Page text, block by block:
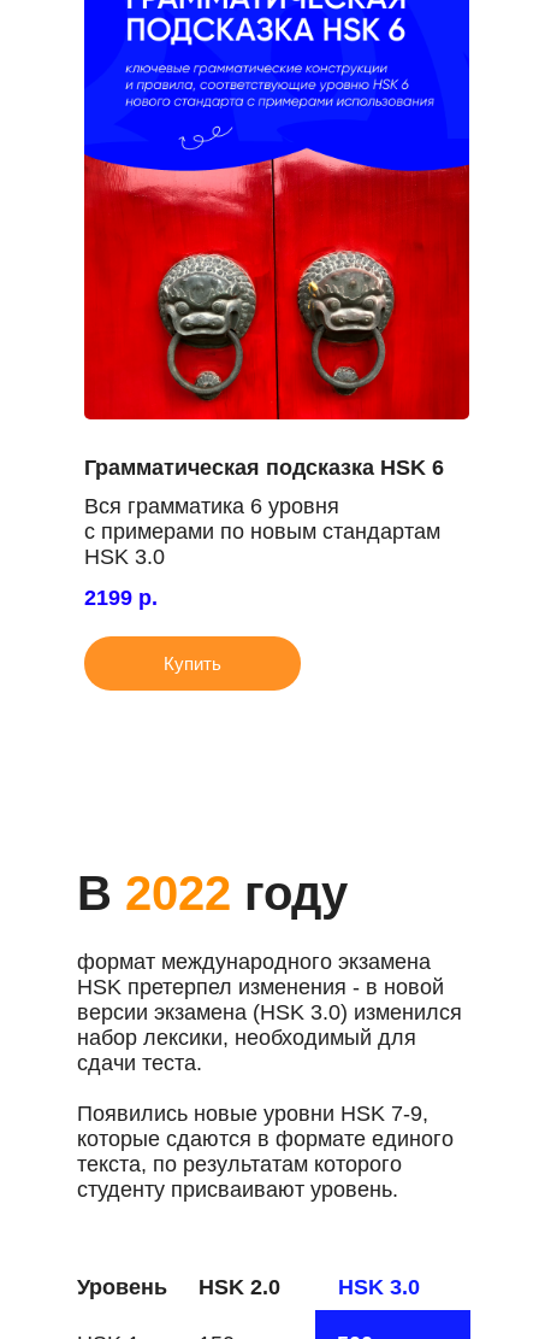
2199 р.
Грамматическая подсказка HSK 6
Купить
Вся грамматика 6 уровня
с примерами по новым стандартам
HSK 3.0
формат международного экзамена
HSK претерпел изменения - в новой
версии экзамена (HSK 3.0) изменился
набор лексики, необходимый для
сдачи теста.
Появились новые уровни HSK 7-9,
которые сдаются в формате единого
текста, по результатам которого
студенту присваивают уровень.
HSK 2.0
В 2022 году
HSK 3.0
Уровень